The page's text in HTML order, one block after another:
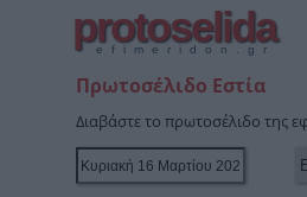
protoselida
efimeridon.gr
Πρωτοσέλιδο Εστία
Διαβάστε το πρωτοσέλιδο της